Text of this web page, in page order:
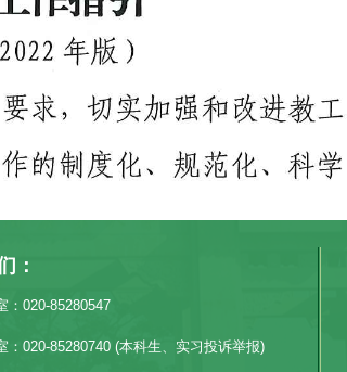
：
：020-85280547
：020-85280740 (本科生、实习投诉举报)